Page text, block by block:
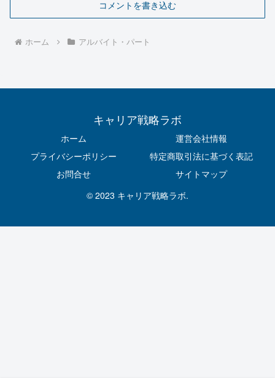
コメントを書き込む
ホーム アルバイト・パート
キャリア戦略ラボ
ホーム
運営会社情報
プライバシーポリシー
特定商取引法に基づく表記
お問合せ
サイトマップ
© 2023 キャリア戦略ラボ.